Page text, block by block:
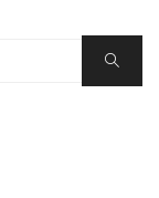
Search